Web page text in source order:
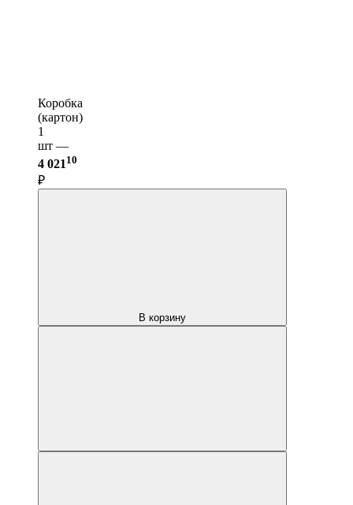
Коробка
(картон)
1
шт —
4 021 10
₽
В корзину